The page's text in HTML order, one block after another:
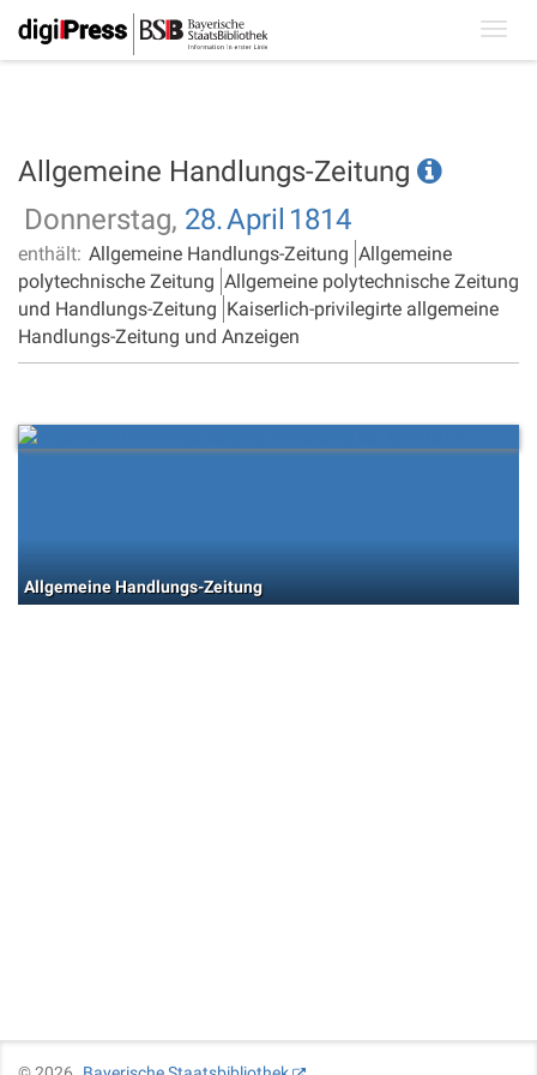
Allgemeine Handlungs-Zeitung
Donnerstag, 28.April 1814
enthält: Allgemeine Handlungs-Zeitung Allgemeine
polytechnische Zeitung Allgemeine polytechnische Zeitung
und Handlungs-Zeitung Kaiserlich-privilegirte allgemeine
Handlungs-Zeitung und Anzeigen
Allgemeine Handlungs-Zeitung